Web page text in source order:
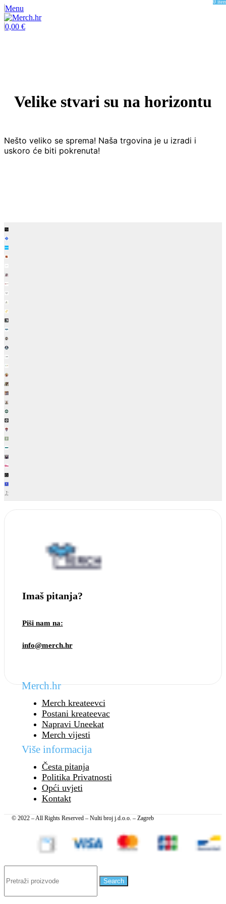
Menu
0
0,00 €
Velike stvari su na horizontu
Nešto veliko se sprema! Naša trgovina je u izradi i
uskoro će biti pokrenuta!
Imaš pitanja?
Piši nam na:
info@merch.hr
Merch.hr
Merch kreateevci
Postani kreateevac
Napravi Uneekat
Merch vijesti
Više informacija
Česta pitanja
Politika Privatnosti
Opći uvjeti
Kontakt
© 2022 – All Rights Reserved – Nulti broj j.d.o.o. – Zagreb
Search